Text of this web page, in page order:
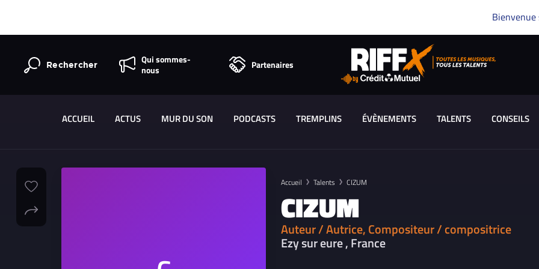
Bienvenue
Rechercher
Qui sommes-
nous
Partenaires
ACCUEIL ACTUS MUR DU SON PODCASTS TREMPLINS ÉVÈNEMENTS TALENTS CONSEILS
Accueil Talents CIZUM
CIZUM
Auteur / Autrice, Compositeur / compositrice
Ezy sur eure , France